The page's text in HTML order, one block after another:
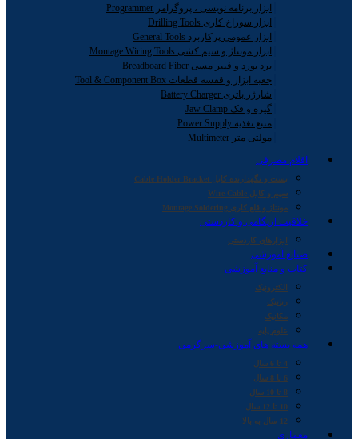
ابزار برنامه نویسی ، پروگرامر Programmer
ابزار سوراخ کاری Drilling Tools
ابزار عمومی پرکاربرد General Tools
ابزار مونتاژ و سیم کشی Montage Wiring Tools
برد بورد و فیبر مسی Breadboard Fiber
جعبه ابزار و قفسه قطعات Tool & Component Box
شارژر باتری Battery Charger
گیره و فک Jaw Clamp
منبع تغذیه Power Supply
مولتی متر Multimeter
اقلام مصرفی
بست و نگهدارنده کابل Cable Holder Bracket
سیم و کابل Wire Cable
مونتاژ و قلع کاری Montage Soldering
خلاقیت اریگامی و کاردستی
ابزارهای کاردستی
صنایع آموزشی
کتاب و منابع آموزشی
الکترونیک
رباتیک
مکانیک
علوم پایه
همه بسته های آموزشی-سرگرمی
4 تا 6 سال
6 تا 8 سال
8 تا 10 سال
10 تا 12 سال
12 سال به بالا
معماری